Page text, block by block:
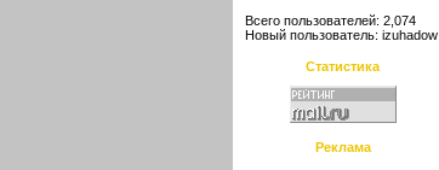
Всего пользователей: 2,074
Новый пользователь: izuhadow
Статистика
Реклама